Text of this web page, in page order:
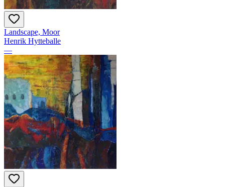
Landscape, Moor
Henrik Hytteballe
—